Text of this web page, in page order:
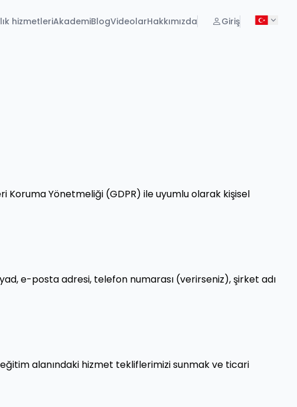
hizmetleriAkademiBlogVideolarHakkımızda Giriş
Koruma Yönetmeliği (GDPR) ile uyumlu olarak kişisel
e-posta adresi, telefon numarası (verirseniz), şirket adı
eğitim alanındaki hizmet tekliflerimizi sunmak ve ticari